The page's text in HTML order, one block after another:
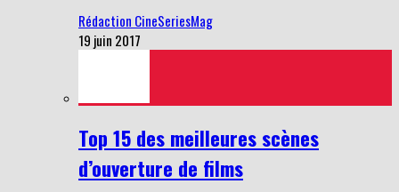
Rédaction CineSeriesMag
19 juin 2017
Top 15 des meilleures scènes
d’ouverture de films